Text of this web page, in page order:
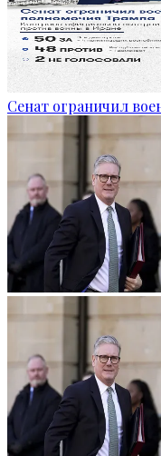
Сенат ограничил